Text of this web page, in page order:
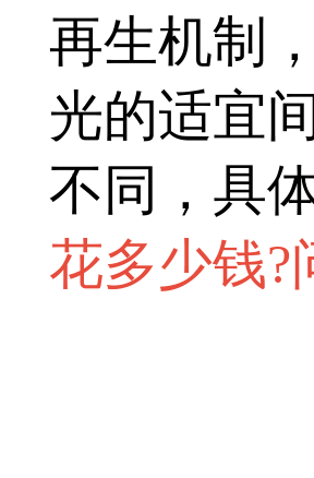
再生机制
光的适宜
不同，具
花多少钱?